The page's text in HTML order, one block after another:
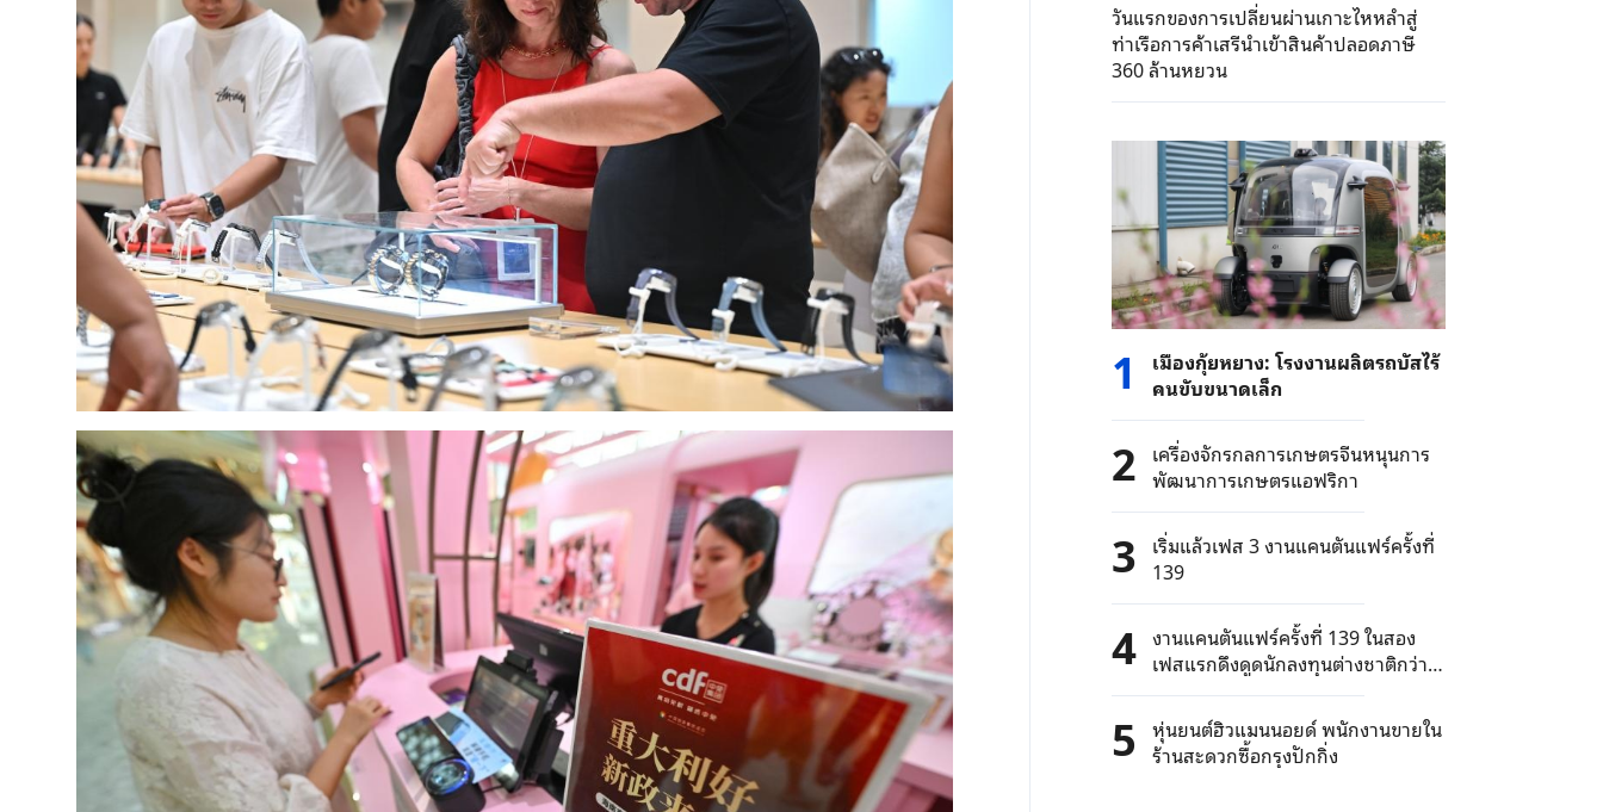
วันแรกของการเปลี่ยนผ่านเกาะไหหลำสู่
ท่าเรือการค้าเสรีนำเข้าสินค้าปลอดภาษี
360 ล้านหยวน
1
เมืองกุ้ยหยาง: โรงงานผลิตรถบัสไร้
คนขับขนาดเล็ก
2 เครื่องจักรกลการเกษตรจีนหนุนการ
พัฒนาการเกษตรแอฟริกา
3 เริ่มแล้วเฟส 3 งานแคนตันแฟร์ครั้งที่
139
4 งานแคนตันแฟร์ครั้งที่ 139 ในสอง
เฟสแรกดึงดูดนักลงทุนต่างชาติกว่า 2
แสนคน
5 หุ่นยนต์ฮิวแมนนอยด์ พนักงานขายใน
ร้านสะดวกซื้อกรุงปักกิ่ง